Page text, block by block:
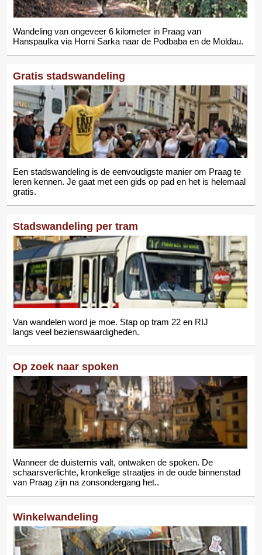
Wandeling van ongeveer 6 kilometer in Praag van
Hanspaulka via Horni Sarka naar de Podbaba en de Moldau.
Gratis stadswandeling
Een stadswandeling is de eenvoudigste manier om Praag te
leren kennen. Je gaat met een gids op pad en het is helemaal
gratis.
Stadswandeling per tram
Van wandelen word je moe. Stap op tram 22 en RIJ
langs veel bezienswaardigheden.
Op zoek naar spoken
Wanneer de duisternis valt, ontwaken de spoken. De
schaarsverlichte, kronkelige straatjes in de oude binnenstad
van Praag zijn na zonsondergang het..
Winkelwandeling